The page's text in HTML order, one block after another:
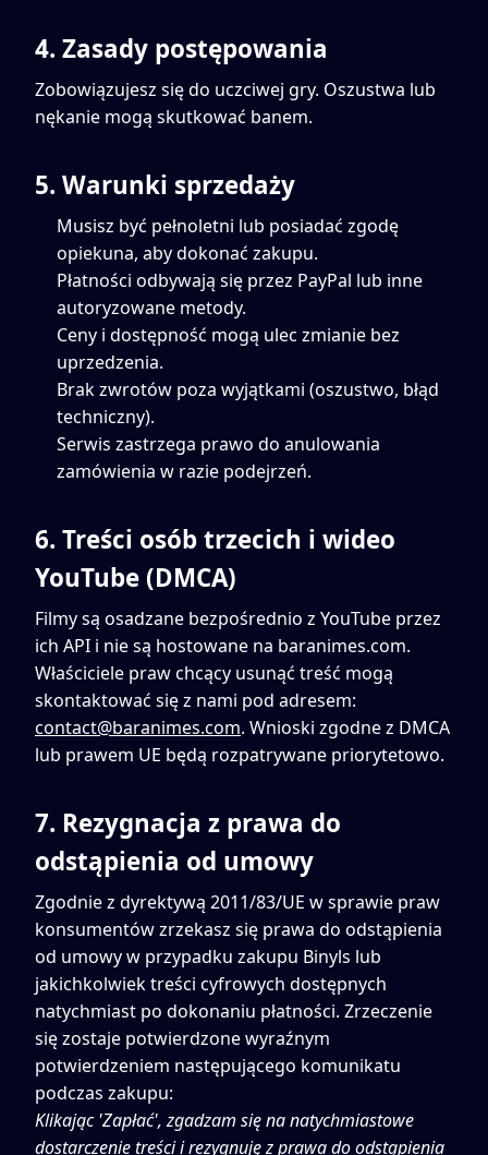
4. Zasady postępowania
Zobowiązujesz się do uczciwej gry. Oszustwa lub
nękanie mogą skutkować banem.
5. Warunki sprzedaży
Musisz być pełnoletni lub posiadać zgodę
opiekuna, aby dokonać zakupu.
Płatności odbywają się przez PayPal lub inne
autoryzowane metody.
Ceny i dostępność mogą ulec zmianie bez
uprzedzenia.
Brak zwrotów poza wyjątkami (oszustwo, błąd
techniczny).
Serwis zastrzega prawo do anulowania
zamówienia w razie podejrzeń.
6. Treści osób trzecich i wideo
YouTube (DMCA)
Filmy są osadzane bezpośrednio z YouTube przez
ich API i nie są hostowane na baranimes.com.
Właściciele praw chcący usunąć treść mogą
skontaktować się z nami pod adresem:
contact@baranimes.com. Wnioski zgodne z DMCA
lub prawem UE będą rozpatrywane priorytetowo.
7. Rezygnacja z prawa do
odstąpienia od umowy
Zgodnie z dyrektywą 2011/83/UE w sprawie praw
konsumentów zrzekasz się prawa do odstąpienia
od umowy w przypadku zakupu Binyls lub
jakichkolwiek treści cyfrowych dostępnych
natychmiast po dokonaniu płatności. Zrzeczenie
się zostaje potwierdzone wyraźnym
potwierdzeniem następującego komunikatu
podczas zakupu:
Klikając 'Zapłać', zgadzam się na natychmiastowe
dostarczenie treści i rezygnuję z prawa do odstąpienia